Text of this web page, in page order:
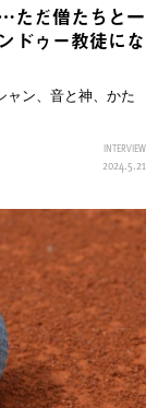
ただ僧たちと一
ドゥー教徒にな
ャン、音と神、かた
INTERVIEW
2024.5.21